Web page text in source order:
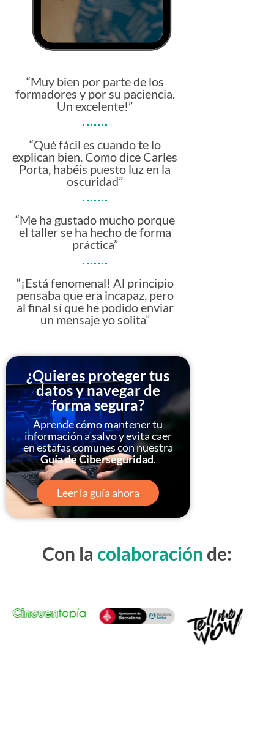
“Muy bien por parte de los
formadores y por su paciencia.
Un excelente!”
“Qué fácil es cuando te lo
explican bien. Como dice Carles
Porta, habéis puesto luz en la
oscuridad”
“Me ha gustado mucho porque
el taller se ha hecho de forma
práctica”
“¡Está fenomenal! Al principio
pensaba que era incapaz, pero
al final sí que he podido enviar
un mensaje yo solita”
¿Quieres proteger tus
datos y navegar de
forma segura?
Aprende cómo mantener tu
información a salvo y evita caer
en estafas comunes con nuestra
Guía de Ciberseguridad.
Leer la guía ahora
Con la colaboración de: